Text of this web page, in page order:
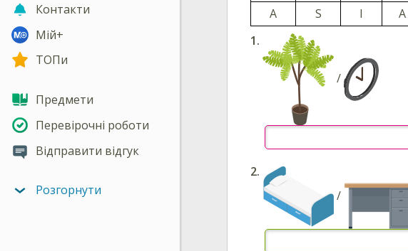
Контакти
Мій+
ТОПи
Предмети
Перевірочні роботи
Відправити відгук
Розгорнути
A
S I A
/
/